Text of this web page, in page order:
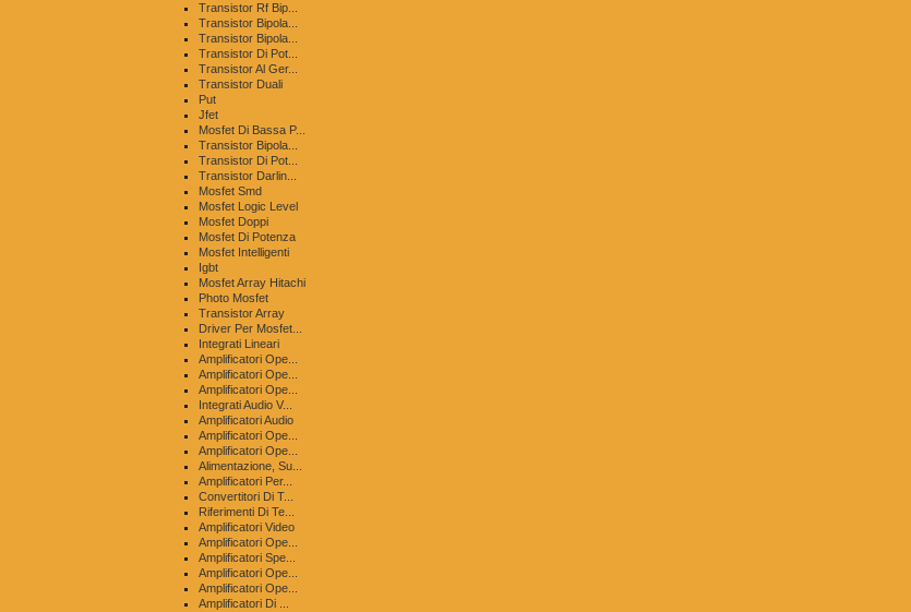
Transistor Rf Bip...
Transistor Bipola...
Transistor Bipola...
Transistor Di Pot...
Transistor Al Ger...
Transistor Duali
Put
Jfet
Mosfet Di Bassa P...
Transistor Bipola...
Transistor Di Pot...
Transistor Darlin...
Mosfet Smd
Mosfet Logic Level
Mosfet Doppi
Mosfet Di Potenza
Mosfet Intelligenti
Igbt
Mosfet Array Hitachi
Photo Mosfet
Transistor Array
Driver Per Mosfet...
Integrati Lineari
Amplificatori Ope...
Amplificatori Ope...
Amplificatori Ope...
Integrati Audio V...
Amplificatori Audio
Amplificatori Ope...
Amplificatori Ope...
Alimentazione, Su...
Amplificatori Per...
Convertitori Di T...
Riferimenti Di Te...
Amplificatori Video
Amplificatori Ope...
Amplificatori Spe...
Amplificatori Ope...
Amplificatori Ope...
Amplificatori Di ...